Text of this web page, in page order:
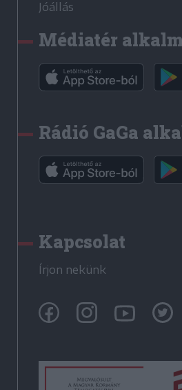
Jóállás
Médiatér
Rádió GaGa
Kapcsolat
Írjon nekünk